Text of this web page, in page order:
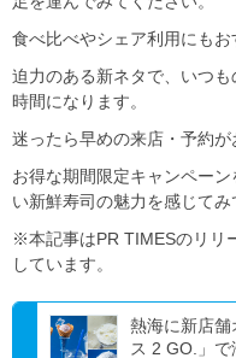
食べ比べやシェア利用にもお
迫力のある新ネタで、いつ
時間になります。
迷ったら早めの来店・予約が
お得な期間限定キャンペー
い新鮮寿司の魅力を感じてみ
※本記事はPR TIMESのリリ
しています。
熱海に新店舗
ス 2 GO.」で